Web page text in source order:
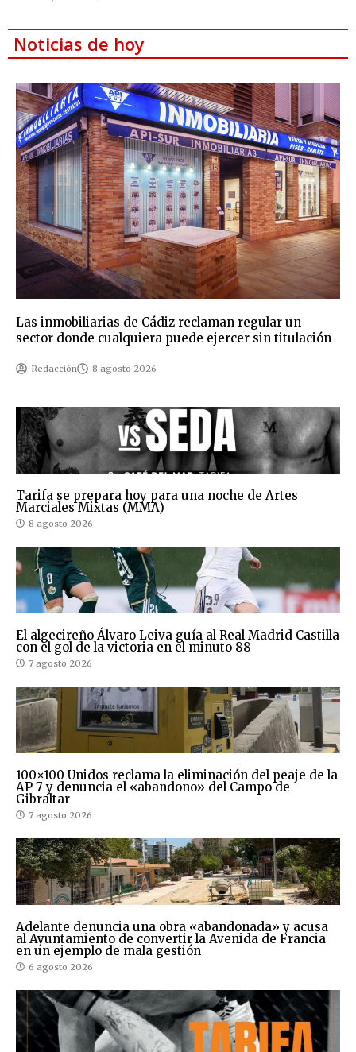
Noticias de hoy
Las inmobiliarias de Cádiz reclaman regular un
sector donde cualquiera puede ejercer sin titulación
Redacción 8 agosto 2026
Tarifa se prepara hoy para una noche de Artes
Marciales Mixtas (MMA)
8 agosto 2026
El algecireño Álvaro Leiva guía al Real Madrid Castilla
con el gol de la victoria en el minuto 88
7 agosto 2026
100×100 Unidos reclama la eliminación del peaje de la
AP-7 y denuncia el «abandono» del Campo de
Gibraltar
7 agosto 2026
Adelante denuncia una obra «abandonada» y acusa
al Ayuntamiento de convertir la Avenida de Francia
en un ejemplo de mala gestión
6 agosto 2026